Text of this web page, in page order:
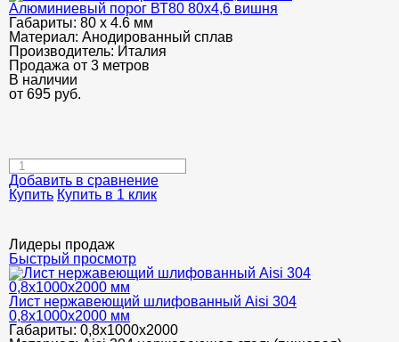
Алюминиевый порог ВТ80 80х4,6 вишня
Габариты: 80 х 4.6 мм
Материал: Анодированный сплав
Производитель: Италия
Продажа от 3 метров
В наличии
от 695 руб.
Добавить в сравнение
Купить Купить в 1 клик
Лидеры продаж
Быстрый просмотр
Лист нержавеющий шлифованный Aisi 304
0,8х1000х2000 мм
Габариты: 0,8х1000х2000